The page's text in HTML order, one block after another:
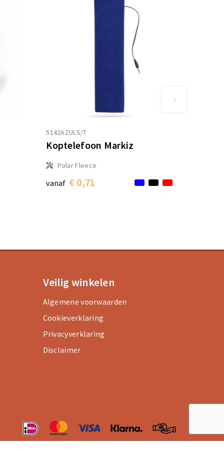
5142AZULS/T
Koptelefoon Markiz
Polar Fleece
vanaf € 0,71
Veilig winkelen
Algemene voorwaarden
Cookieverklaring
Privacyverklaring
Disclaimer